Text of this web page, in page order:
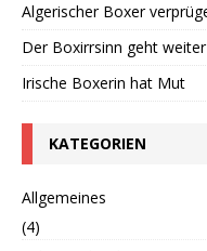
Algerischer Boxer
Der Boxirrsinn geht weiter
Irische Boxerin hat Mut
KATEGORIEN
Allgemeines
(4)